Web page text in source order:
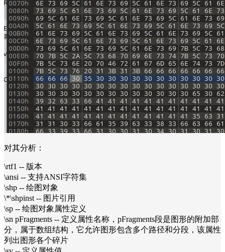
对其分析：
\rtf1 -- 版本
\ansi -- 支持ANSI字符集
\shp -- 绘图对象
\*\shpinst -- 图片引用
\sp -- 绘图对象属性定义
\sn pFragments -- 定义属性名称，pFragments段是图形的附加部
分，属于数组结构，它允许图形包含多个路径和分段，该属性
列出图形各个碎片